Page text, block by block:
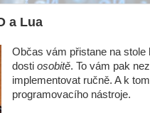
a Lua
Občas vám přistane na
dosti osobitě. To vám pak
implementovat ručně. A k
programovacího nástroje.